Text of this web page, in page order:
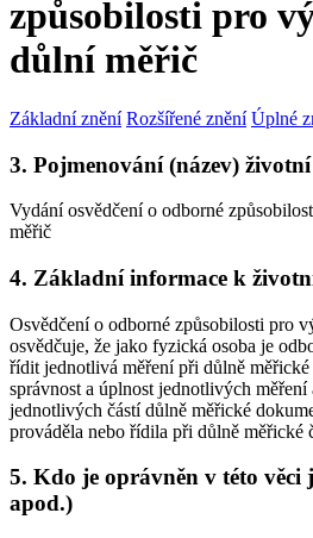
způsobilosti pro
důlní měřič
Základní znění Rozšířené znění Úplné
3. Pojmenování (název) životní
Vydání osvědčení o odborné
měřič
4. Základní informace k
Osvědčení o odborné způsobilosti pro
osvědčuje, že jako fyzická osoba je
řídit jednotlivá měření při důlně měřické
správnost a úplnost jednotlivých
jednotlivých částí důlně měřické
prováděla nebo řídila při důlně měřické
5. Kdo je oprávněn v této věci
apod.)